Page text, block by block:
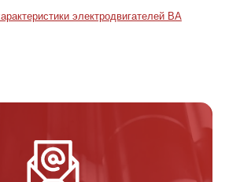
электродвигателей ВА